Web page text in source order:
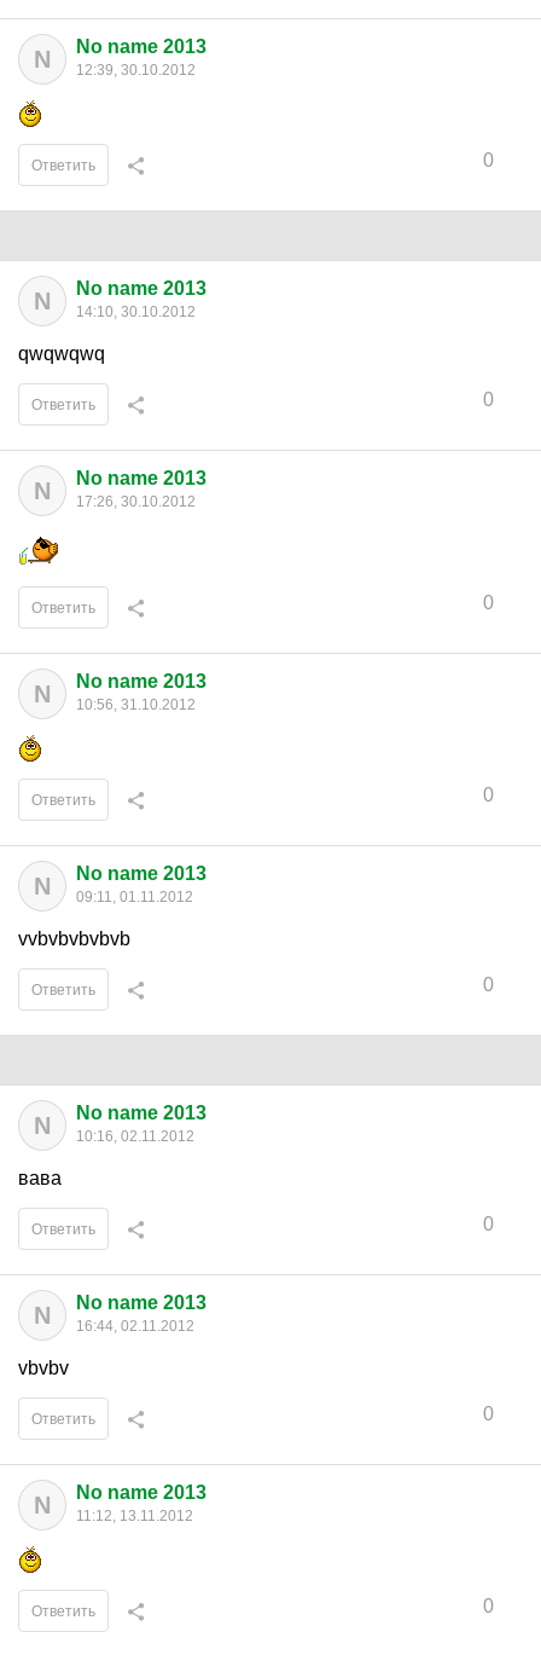
N No name 2013
12:39, 30.10.2012
0
Ответить
N No name 2013
14:10, 30.10.2012
qwqwqwq
0
Ответить
N No name 2013
17:26, 30.10.2012
0
Ответить
N No name 2013
10:56, 31.10.2012
0
Ответить
N No name 2013
09:11, 01.11.2012
vvbvbvbvbvb
0
Ответить
N No name 2013
10:16, 02.11.2012
вава
0
Ответить
N No name 2013
16:44, 02.11.2012
vbvbv
0
Ответить
N No name 2013
11:12, 13.11.2012
0
Ответить